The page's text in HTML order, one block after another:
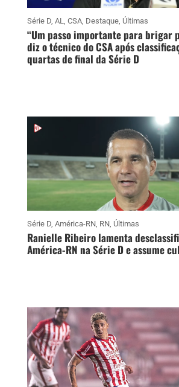
Série D, AL CSA, Destaque, Últimas
“Um passo importante para brigar
diz o técnico do CSA após
quartas de final da Série D
Série D, América-RN, RN, Últimas
Ranielle Ribeiro lamenta
América-RN na Série D e assume